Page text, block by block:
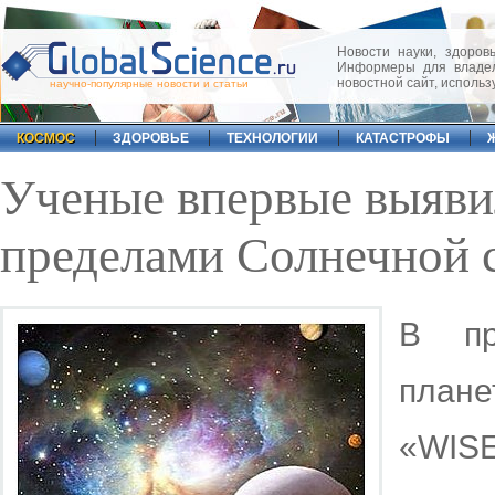
научно-популярные новости и статьи
Новости науки,
Информеры для
новостной сайт,
КОСМОС ЗДОРОВЬЕ ТЕХНОЛОГИИ КАТАСТРОФЫ
Ученые впервые
пределами Солнечной
В